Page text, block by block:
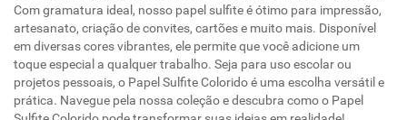
Com gramatura ideal, nosso papel sulfite é ótimo para impressão,
artesanato, criação de convites, cartões e muito mais. Disponível
em diversas cores vibrantes, ele permite que você adicione um
toque especial a qualquer trabalho. Seja para uso escolar ou
projetos pessoais, o Papel Sulfite Colorido é uma escolha versátil e
prática. Navegue pela nossa coleção e descubra como o Papel